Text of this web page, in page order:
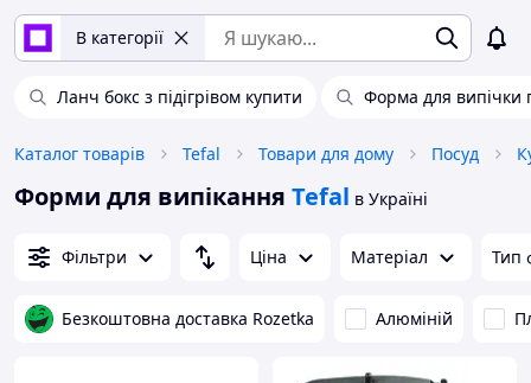
В категорії
Ланч бокс з підігрівом купити Форма для випічки
Каталог товарів Tefal Товари для дому Посуд
Форми для випікання Tefal в Україні
Фільтри Ціна Матеріал Тип
Безкоштовна доставка Rozetka Алюміній